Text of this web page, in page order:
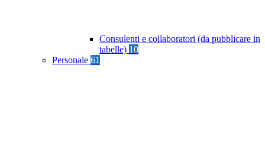
Consulenti e collaboratori (da pubblicare in
tabelle) 10
Personale 61